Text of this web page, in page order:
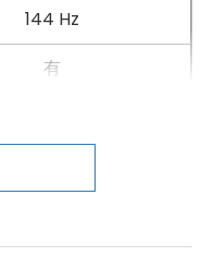
144 Hz
有